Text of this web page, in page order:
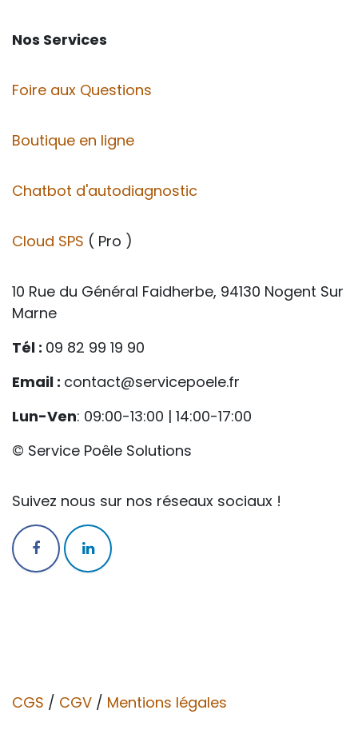
Nos Services
Foire aux Questions
Boutique en ligne
Chatbot d'autodiagnostic
Cloud SPS ( Pro )
10 Rue du Général Faidherbe, 94130 Nogent Sur
Marne
Tél : 09 82 99 19 90
Email : contact@servicepoele.fr
Lun-Ven: 09:00-13:00 | 14:00-17:00
© Service Poêle Solutions
Suivez nous sur nos réseaux sociaux !
CGS / CGV​​ / Mentions légales